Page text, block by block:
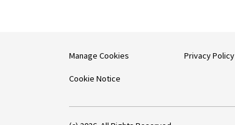
Manage Cookies
Cookie Notice
Privacy Policy